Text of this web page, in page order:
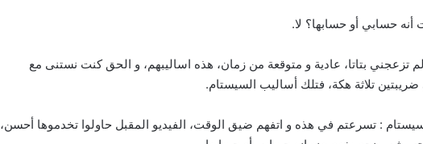
أنه حسابي أو حسابها؟ لا.
لم تزعجني بتاتا، عادية و متوقعة من زمان، هذه اساليبهم، و الحق كنت نستنى مع
تلاثة هكة، فتلك أساليب السيستام.
: تسرعتم في هذه و اتفهم ضيق الوقت، الفيديو المقبل حاولوا تخدموها أحسن،